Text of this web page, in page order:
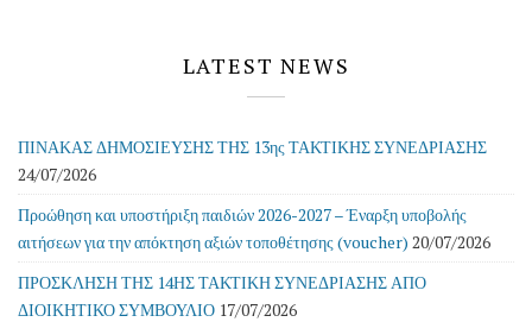
LATEST NEWS
ΠΙΝΑΚΑΣ ΔΗΜΟΣΙΕΥΣΗΣ ΤΗΣ 13ης ΤΑΚΤΙΚΗΣ ΣΥΝΕΔΡΙΑΣΗΣ
24/07/2026
Προώθηση και υποστήριξη παιδιών 2026-2027 – Έναρξη υποβολής
αιτήσεων για την απόκτηση αξιών τοποθέτησης (voucher) 20/07/2026
ΠΡΟΣΚΛΗΣΗ ΤΗΣ 14ΗΣ ΤΑΚΤΙΚΗ ΣΥΝΕΔΡΙΑΣΗΣ ΑΠΟ
ΔΙΟΙΚΗΤΙΚΟ ΣΥΜΒΟΥΛΙΟ 17/07/2026